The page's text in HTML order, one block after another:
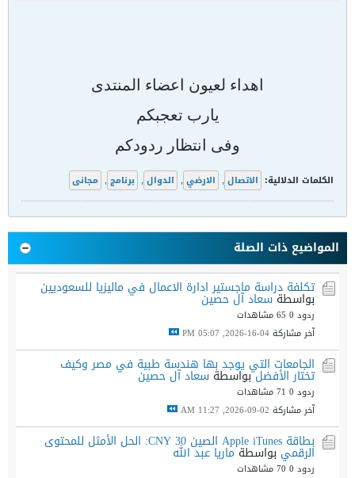
اهداء لعيون اعضاء المنتدى
يارب تعجبكم
وفى انتظار ردودكم
الكلمات الدلالية: الاتصال , الارضي , الدوال , برنامج , مجانى
المواضيع ذات الصلة
تكلفة دراسة ماجستير ادارة الاعمال في ماليزيا للسعوديين
بواسطةسعاد آل حصين
ردود 0
65 مشاهدات
آخر مشاركة04-16-2026, 05:07 PM
الجامعات التي يوجد بها هندسة طبية في مصر وكيف
تختار الأفضلبواسطة سعاد آل حصين
ردود 0
71 مشاهدات
آخر مشاركة 02-09-2026, 11:27 AM
بطاقة Apple iTunes الصين 30 CNY: الحل الأمثل للمحتوى
الرقمي بواسطةماريا عبد الله
ردود 0
70 مشاهدات